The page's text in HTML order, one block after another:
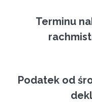
navigation
Terminu
Podatek od